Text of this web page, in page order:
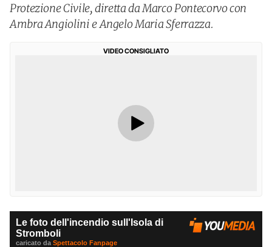
Protezione Civile, diretta da Marco Pontecorvo con
Ambra Angiolini e Angelo Maria Sferrazza.
VIDEO CONSIGLIATO